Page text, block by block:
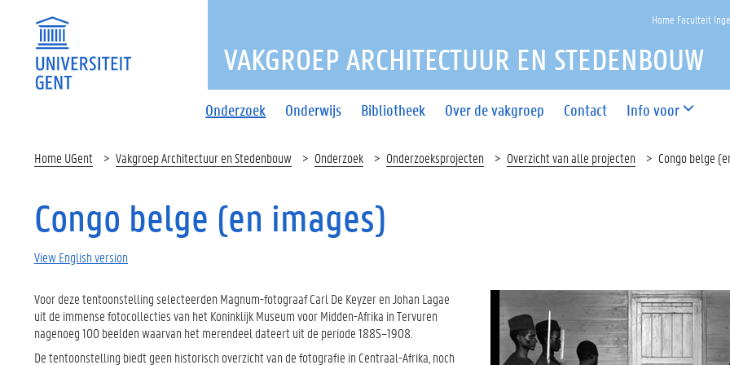
Home Faculteit
Onderzoek Onderwijs Bibliotheek Over de vakgroep Contact Info voor
VAKGROEP ARCHITECTUUR EN STEDENBOUW
Home UGent Vakgroep Architectuur en Stedenbouw Onderzoek Onderzoeksprojecten Overzicht van alle projecten Congo belge
Congo belge (en images)
View English version
Voor deze tentoonstelling selecteerden Magnum-fotograaf Carl De Keyzer en Johan Lagae
uit de immense fotocollecties van het Koninklijk Museum voor Midden-Afrika in Tervuren
nagenoeg 100 beelden waarvan het merendeel dateert uit de periode 1885–1908.
De tentoonstelling biedt geen historisch overzicht van de fotografie in Centraal-Afrika, noch